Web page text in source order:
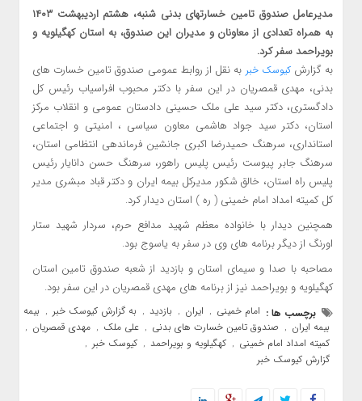
مدیرعامل صندوق تامین خسارتهای بدنی شنبه، هشتم اردیبهشت ۱۴۰۳
به همراه تعدادی از معاونان و مدیران این صندوق، به استان کهگیلویه و
بویراحمد سفر کرد.
به گزارشکیوسک خبر به نقل از روابط عمومی صندوق تامین خسارت های
بدنی، مهدی قمصریان در این سفر با دکتر محبوب افراسیاب رئیس کل
دادگستری، دکتر سید علی ملک حسینی دادستان عمومی و انقلاب مرکز
استان، دکتر سید جواد هاشمی معاون سیاسی ، امنیتی و اجتماعی
استانداری، سرهنگ حمیدرضا اکبری جانشین فرماندهی انتظامی استان،
سرهنگ جابر پیوست رئیس پلیس راهور، سرهنگ حسن دانایار رئیس
پلیس راه استان، خالق شکور مدیرکل بیمه ایران و دکتر قباد مبشری مدیر
کل کمیته امداد امام خمینی ( ره ) استان دیدار کرد.
همچنین دیدار با خانواده معظم شهید مدافع حرم، سردار شهید ستار
اورنگ از دیگر برنامه های وی در سفر به یاسوج بود.
مصاحبه با صدا و سیمای استان و بازدید از شعبه صندوق تامین استان
کهگیلویه و بویراحمد نیز از برنامه های مهدی قمصریان در این سفر بود.
برچسب ها : امام خمینی , ایران , بازدید , به گزارش کیوسک خبر , بیمه
بیمه ایران , صندوق تامین خسارت های بدنی , علی ملک , مهدی قمصریان ,
کمیته امداد امام خمینی , کهگیلویه و بویراحمد , کیوسک خبر ,
گزارش کیوسک خبر